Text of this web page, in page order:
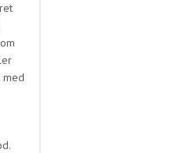
med